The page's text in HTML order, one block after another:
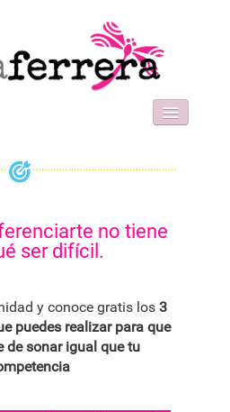
no tiene
ser difícil.
y conoce gratis los 3
puedes realizar para que
de sonar igual que tu